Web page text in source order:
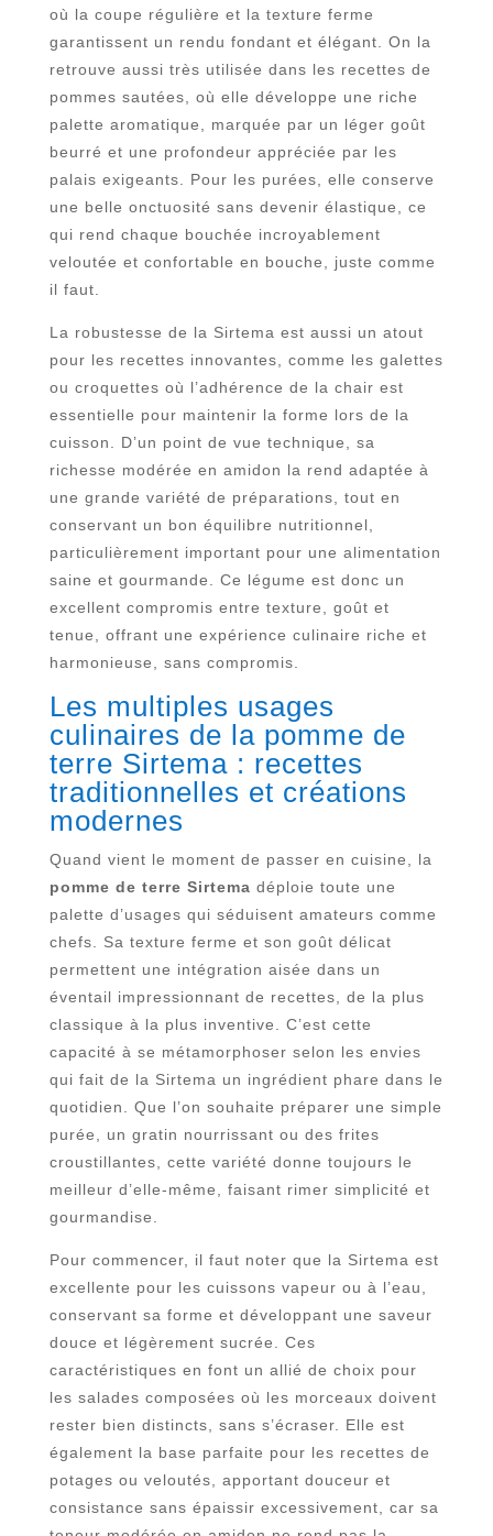
où la coupe régulière et la texture ferme
garantissent un rendu fondant et élégant. On la
retrouve aussi très utilisée dans les recettes de
pommes sautées, où elle développe une riche
palette aromatique, marquée par un léger goût
beurré et une profondeur appréciée par les
palais exigeants. Pour les purées, elle conserve
une belle onctuosité sans devenir élastique, ce
qui rend chaque bouchée incroyablement
veloutée et confortable en bouche, juste comme
il faut.
La robustesse de la Sirtema est aussi un atout
pour les recettes innovantes, comme les galettes
ou croquettes où l’adhérence de la chair est
essentielle pour maintenir la forme lors de la
cuisson. D’un point de vue technique, sa
richesse modérée en amidon la rend adaptée à
une grande variété de préparations, tout en
conservant un bon équilibre nutritionnel,
particulièrement important pour une alimentation
saine et gourmande. Ce légume est donc un
excellent compromis entre texture, goût et
tenue, offrant une expérience culinaire riche et
harmonieuse, sans compromis.
Les multiples usages
culinaires de la pomme de
terre Sirtema : recettes
traditionnelles et créations
modernes
Quand vient le moment de passer en cuisine, la
pomme de terre Sirtema déploie toute une
palette d’usages qui séduisent amateurs comme
chefs. Sa texture ferme et son goût délicat
permettent une intégration aisée dans un
éventail impressionnant de recettes, de la plus
classique à la plus inventive. C’est cette
capacité à se métamorphoser selon les envies
qui fait de la Sirtema un ingrédient phare dans le
quotidien. Que l’on souhaite préparer une simple
purée, un gratin nourrissant ou des frites
croustillantes, cette variété donne toujours le
meilleur d’elle-même, faisant rimer simplicité et
gourmandise.
Pour commencer, il faut noter que la Sirtema est
excellente pour les cuissons vapeur ou à l’eau,
conservant sa forme et développant une saveur
douce et légèrement sucrée. Ces
caractéristiques en font un allié de choix pour
les salades composées où les morceaux doivent
rester bien distincts, sans s’écraser. Elle est
également la base parfaite pour les recettes de
potages ou veloutés, apportant douceur et
consistance sans épaissir excessivement, car sa